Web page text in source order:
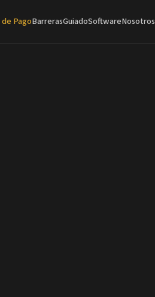
PagoBarrerasGuiadoSoftwareNosotros